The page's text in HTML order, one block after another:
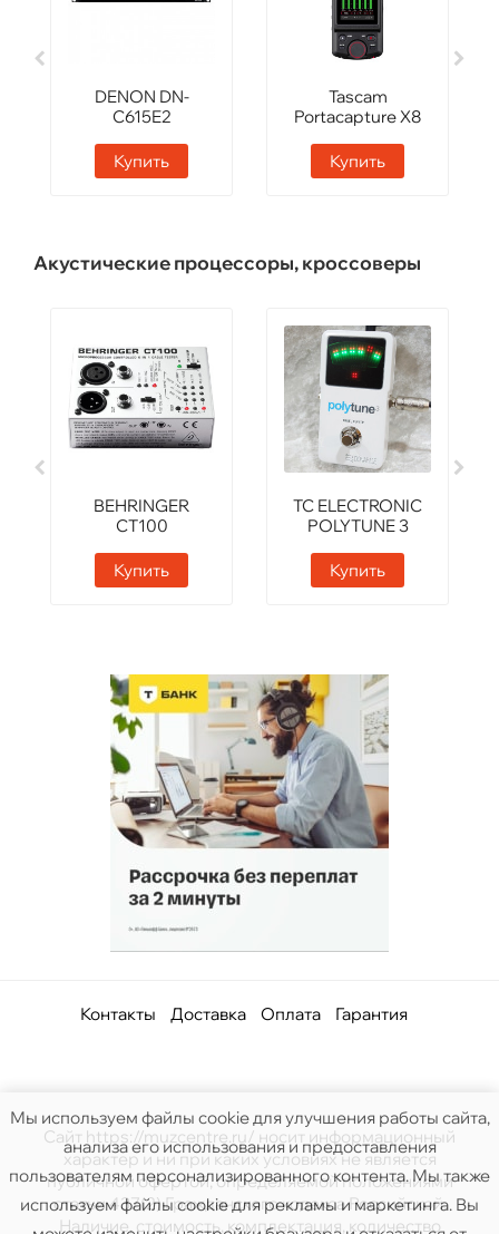
DENON DN-
C615E2
Купить
Tascam
Portacapture X8
Купить
Акустические процессоры, кроссоверы
BEHRINGER
CT100
Купить
TC ELECTRONIC
POLYTUNE 3
Купить
Контакты Доставка Оплата Гарантия
Сайт https://muzcentre.ru/ носит информационный
характер и ни при каких условиях не является
публичной офертой, определяемой положениями
статьи 437(2) Гражданского кодекса Российской.
Наличие, стоимость, комплектация, количество
Мы используем файлы cookie для улучшения работы сайта,
анализа его использования и предоставления
пользователям персонализированного контента. Мы также
используем файлы cookie для рекламы и маркетинга. Вы